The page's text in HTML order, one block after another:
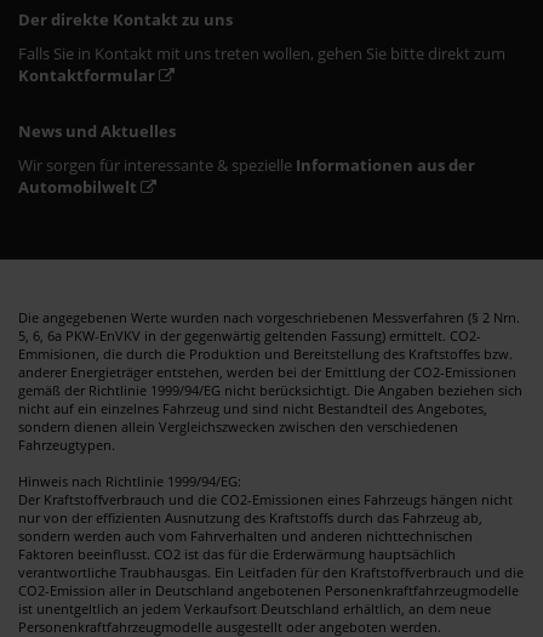
Der direkte Kontakt zu uns
Falls Sie in Kontakt mit uns treten wollen, gehen Sie bitte direkt zum
Kontaktformular
News und Aktuelles
Wir sorgen für interessante & spezielle Informationen aus der
Automobilwelt
Die angegebenen Werte wurden nach vorgeschriebenen Messverfahren (§ 2 Nrn.
5, 6, 6a PKW-EnVKV in der gegenwärtig geltenden Fassung) ermittelt. CO2-
Emmisionen, die durch die Produktion und Bereitstellung des Kraftstoffes bzw.
anderer Energieträger entstehen, werden bei der Emittlung der CO2-Emissionen
gemäß der Richtlinie 1999/94/EG nicht berücksichtigt. Die Angaben beziehen sich
nicht auf ein einzelnes Fahrzeug und sind nicht Bestandteil des Angebotes,
sondern dienen allein Vergleichszwecken zwischen den verschiedenen
Fahrzeugtypen.
Hinweis nach Richtlinie 1999/94/EG:
Der Kraftstoffverbrauch und die CO2-Emissionen eines Fahrzeugs hängen nicht
nur von der effizienten Ausnutzung des Kraftstoffs durch das Fahrzeug ab,
sondern werden auch vom Fahrverhalten und anderen nichttechnischen
Faktoren beeinflusst. CO2 ist das für die Erderwärmung hauptsächlich
verantwortliche Traubhausgas. Ein Leitfaden für den Kraftstoffverbrauch und die
CO2-Emission aller in Deutschland angebotenen Personenkraftfahrzeugmodelle
ist unentgeltlich an jedem Verkaufsort Deutschland erhältlich, an dem neue
Personenkraftfahrzeugmodelle ausgestellt oder angeboten werden.